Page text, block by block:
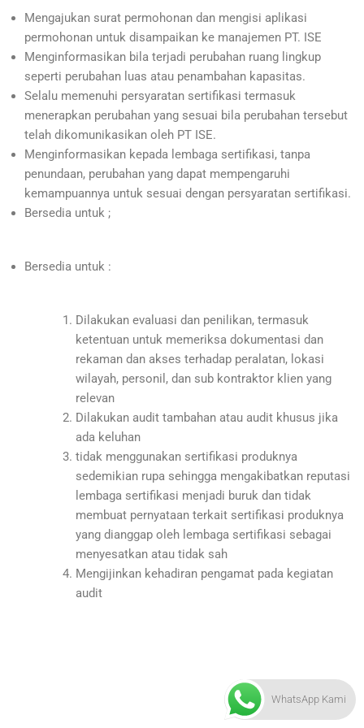
Mengajukan surat permohonan dan mengisi aplikasi
permohonan untuk disampaikan ke manajemen PT. ISE
Menginformasikan bila terjadi perubahan ruang lingkup
seperti perubahan luas atau penambahan kapasitas.
Selalu memenuhi persyaratan sertifikasi termasuk
menerapkan perubahan yang sesuai bila perubahan tersebut
telah dikomunikasikan oleh PT ISE.
Menginformasikan kepada lembaga sertifikasi, tanpa
penundaan, perubahan yang dapat mempengaruhi
kemampuannya untuk sesuai dengan persyaratan sertifikasi.
Bersedia untuk ;
Bersedia untuk :
Dilakukan evaluasi dan penilikan, termasuk
ketentuan untuk memeriksa dokumentasi dan
rekaman dan akses terhadap peralatan, lokasi
wilayah, personil, dan sub kontraktor klien yang
relevan
Dilakukan audit tambahan atau audit khusus jika
ada keluhan
tidak menggunakan sertifikasi produknya
sedemikian rupa sehingga mengakibatkan reputasi
lembaga sertifikasi menjadi buruk dan tidak
membuat pernyataan terkait sertifikasi produknya
yang dianggap oleh lembaga sertifikasi sebagai
menyesatkan atau tidak sah
Mengijinkan kehadiran pengamat pada kegiatan
audit
WhatsApp Kami